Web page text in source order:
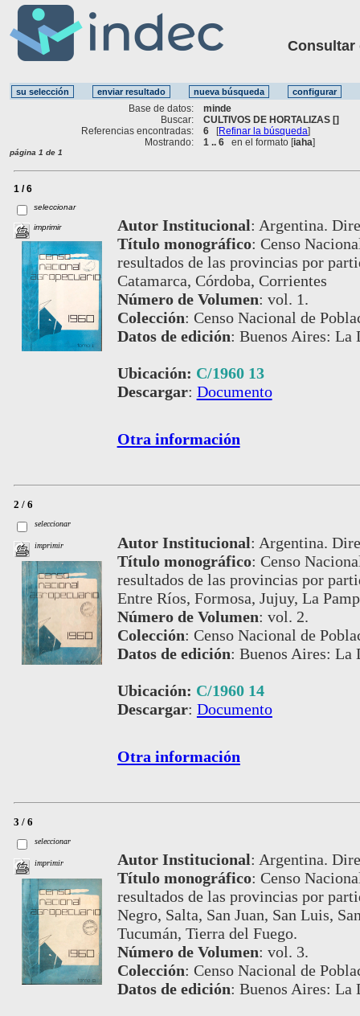
Consultar
Base de datos:
minde
Buscar:
CULTIVOS DE HORTALIZAS []
Referencias encontradas:
6 [Refinar la búsqueda]
Mostrando:
1 .. 6 en el formato [iaha]
página 1 de 1
1 / 6
seleccionar
imprimir Autor Institucional: Argentina.
Título monográfico: Censo
resultados de las provincias por
Catamarca, Córdoba, Corrientes
Número de Volumen: vol. 1.
Colección: Censo Nacional de
Datos de edición: Buenos Aires: La
Ubicación: C/1960 13
Descargar: Documento
Otra información
2 / 6
seleccionar
imprimir Autor Institucional: Argentina.
Título monográfico: Censo
resultados de las provincias por
Entre Ríos, Formosa, Jujuy, La
Número de Volumen: vol. 2.
Colección: Censo Nacional de
Datos de edición: Buenos Aires: La
Ubicación: C/1960 14
Descargar: Documento
Otra información
3 / 6
seleccionar
imprimir Autor Institucional: Argentina.
Título monográfico: Censo
resultados de las provincias por
Negro, Salta, San Juan, San Luis,
Tucumán, Tierra del Fuego.
Número de Volumen: vol. 3.
Colección: Censo Nacional de
Datos de edición: Buenos Aires: La